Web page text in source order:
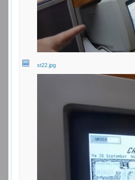
st22.jpg